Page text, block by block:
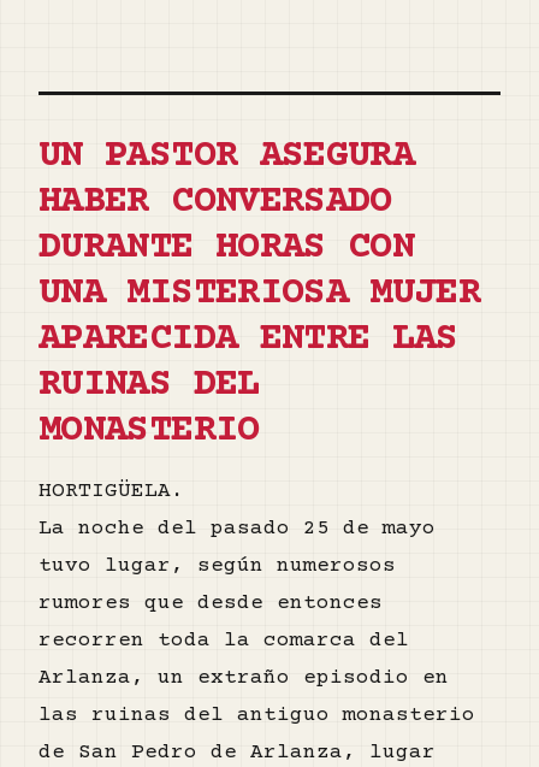
UN PASTOR ASEGURA
HABER CONVERSADO
DURANTE HORAS CON
UNA MISTERIOSA MUJER
APARECIDA ENTRE LAS
RUINAS DEL
MONASTERIO
HORTIGÜELA.
La noche del pasado 25 de mayo
tuvo lugar, según numerosos
rumores que desde entonces
recorren toda la comarca del
Arlanza, un extraño episodio en
las ruinas del antiguo monasterio
de San Pedro de Arlanza, lugar